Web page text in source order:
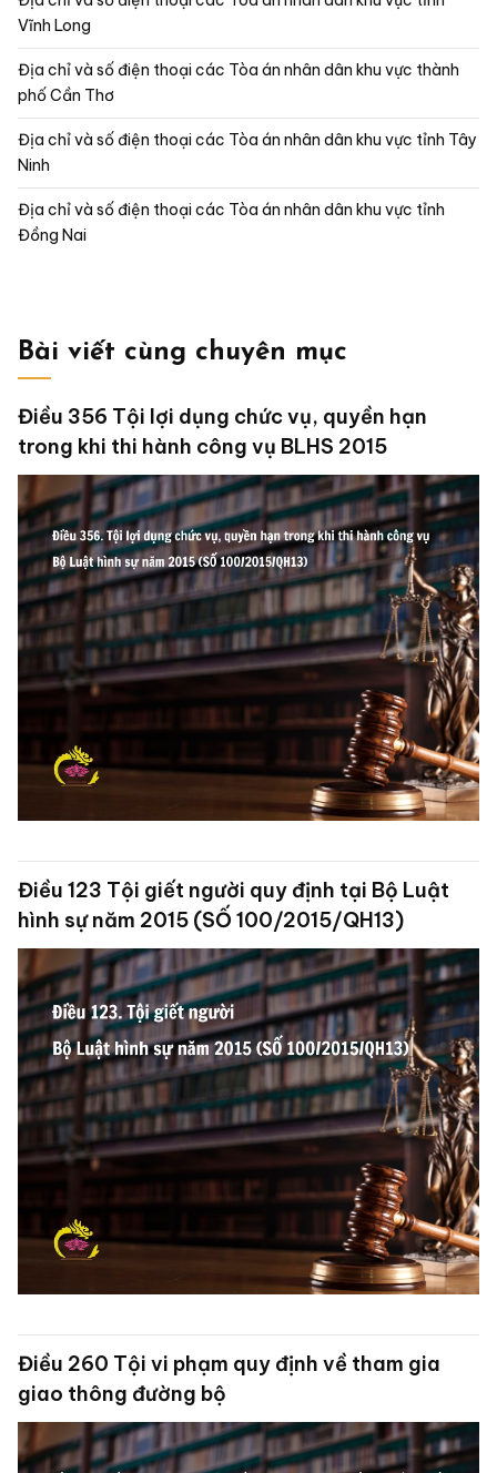
Vĩnh Long
Địa chỉ và số điện thoại các Tòa án nhân dân khu vực thành
phố Cần Thơ
Địa chỉ và số điện thoại các Tòa án nhân dân khu vực tỉnh Tây
Ninh
Địa chỉ và số điện thoại các Tòa án nhân dân khu vực tỉnh
Đồng Nai
Bài viết cùng chuyên mục
Điều 356 Tội lợi dụng chức vụ, quyền hạn
trong khi thi hành công vụ BLHS 2015
Điều 123 Tội giết người quy định tại Bộ Luật
hình sự năm 2015 (SỐ 100/2015/QH13)
Điều 260 Tội vi phạm quy định về tham gia
giao thông đường bộ